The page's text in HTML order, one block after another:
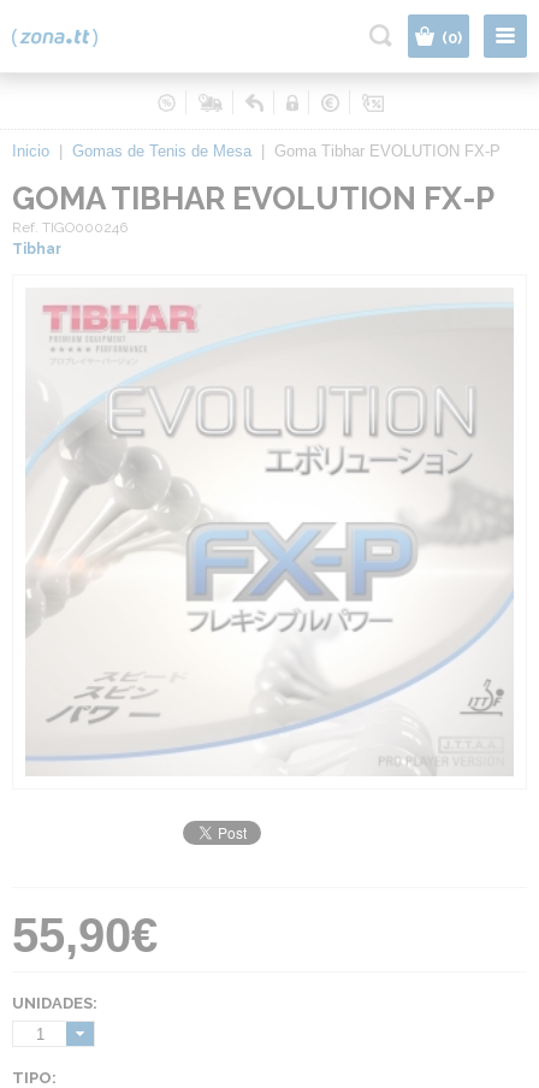
(0)
Inicio Gomas de Tenis de Mesa Goma Tibhar EVOLUTION FX-P
GOMA TIBHAR EVOLUTION FX-P
Ref. TIGO000246
Tibhar
55,90€
UNIDADES:
1
TIPO: